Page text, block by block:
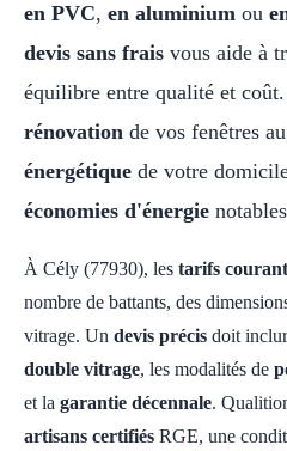
en PVC, en aluminium ou
devis sans frais vous aide à
équilibre entre qualité et
rénovation de vos fenêtres
énergétique de votre
économies d'énergie
À Cély (77930), les tarifs
nombre de battants, des
vitrage. Un devis précis doit
double vitrage, les modalités de
et la garantie décennale.
artisans certifiés RGE, une